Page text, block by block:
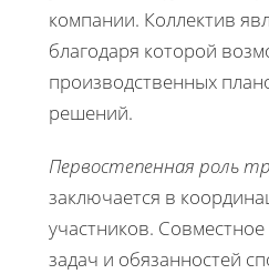
компании. Коллектив
благодаря которой
производственных
решений.
Первостепенная роль
заключается в
участников.
задач и обязанностей